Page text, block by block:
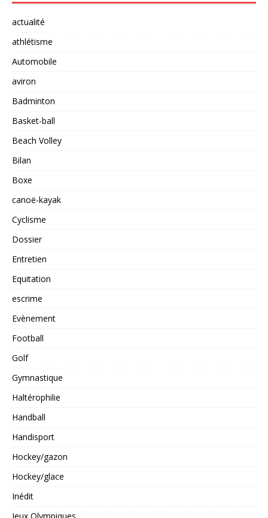
actualité
athlétisme
Automobile
aviron
Badminton
Basket-ball
Beach Volley
Bilan
Boxe
canoë-kayak
Cyclisme
Dossier
Entretien
Equitation
escrime
Evènement
Football
Golf
Gymnastique
Haltérophilie
Handball
Handisport
Hockey/gazon
Hockey/glace
Inédit